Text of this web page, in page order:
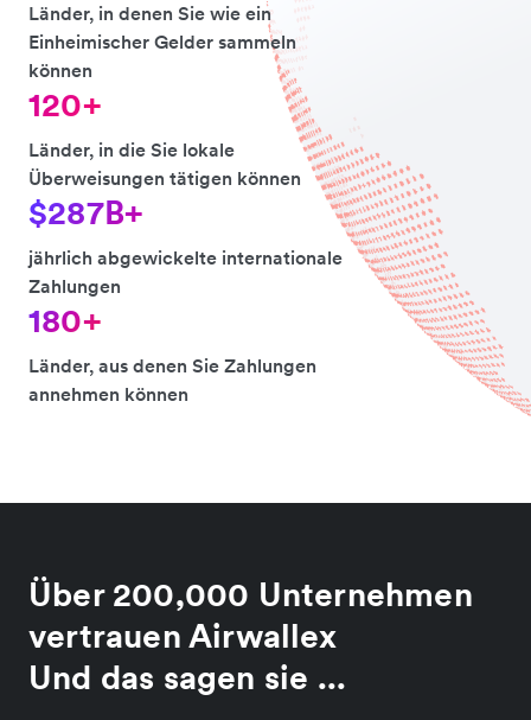
Länder, in denen Sie wie ein
Einheimischer Gelder sammeln
können
120+
Länder, in die Sie lokale
Überweisungen tätigen können
$287B+
jährlich abgewickelte internationale
Zahlungen
180+
Länder, aus denen Sie Zahlungen
annehmen können
Über 200,000 Unternehmen
vertrauen Airwallex
Und das sagen sie ...